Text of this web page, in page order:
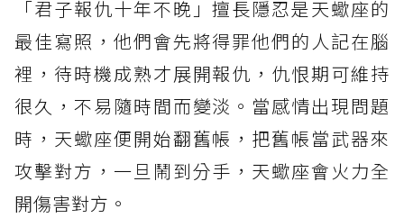
「君子報仇十年不晚」擅長隱忍是天蠍座的
最佳寫照，他們會先將得罪他們的人記在腦
裡，待時機成熟才展開報仇，仇恨期可維持
很久，不易隨時間而變淡。當感情出現問題
時，天蠍座便開始翻舊帳，把舊帳當武器來
攻擊對方，一旦鬧到分手，天蠍座會火力全
開傷害對方。